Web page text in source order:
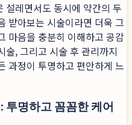
설레면서도 동시에 약간의 두
받아보는 시술이라면 더욱 그
마음을 충분히 이해하고 공감
술, 그리고 시술 후 관리까지
과정이 투명하고 편안하게 느
투명하고 꼼꼼한 케어